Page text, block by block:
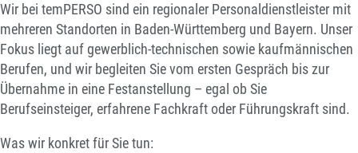
Wir bei temPERSO sind ein regionaler Personaldienstleister mit
mehreren Standorten in Baden-Württemberg und Bayern. Unser
Fokus liegt auf gewerblich-technischen sowie kaufmännischen
Berufen, und wir begleiten Sie vom ersten Gespräch bis zur
Übernahme in eine Festanstellung – egal ob Sie
Berufseinsteiger, erfahrene Fachkraft oder Führungskraft sind.
Was wir konkret für Sie tun: